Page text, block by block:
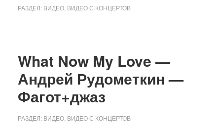
РАЗДЕЛ: ВИДЕО, ВИДЕО С КОНЦЕРТОВ
What Now My Love —
Андрей Рудометкин —
Фагот+джаз
РАЗДЕЛ: ВИДЕО, ВИДЕО С КОНЦЕРТОВ